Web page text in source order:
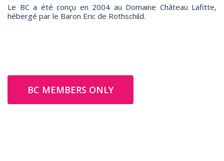
Le BC a été conçu en 2004 au Domaine Château Lafitte,
hébergé par le Baron Eric de Rothschild.
BC MEMBERS ONLY